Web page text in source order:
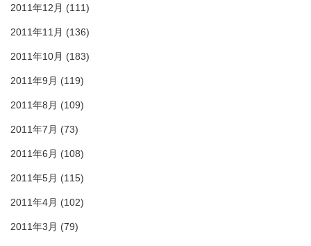
2011年12月 (111)
2011年11月 (136)
2011年10月 (183)
2011年9月 (119)
2011年8月 (109)
2011年7月 (73)
2011年6月 (108)
2011年5月 (115)
2011年4月 (102)
2011年3月 (79)